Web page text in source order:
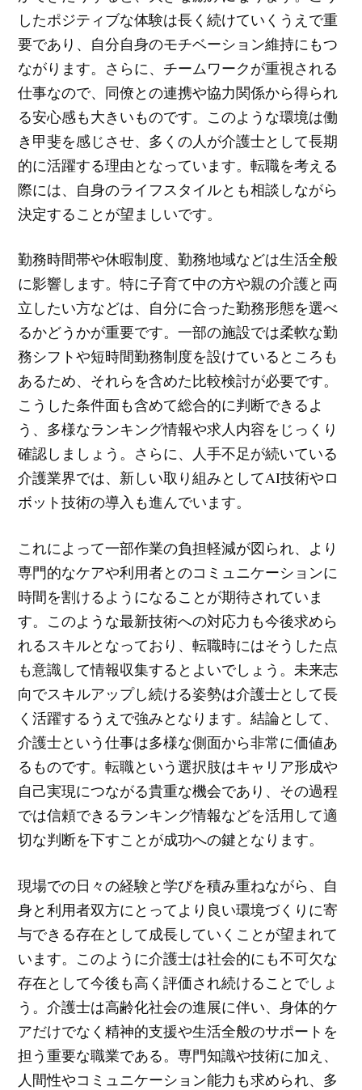
したポジティブな体験は長く続けていくうえで重
要であり、自分自身のモチベーション維持にもつ
ながります。さらに、チームワークが重視される
仕事なので、同僚との連携や協力関係から得られ
る安心感も大きいものです。このような環境は働
き甲斐を感じさせ、多くの人が介護士として長期
的に活躍する理由となっています。転職を考える
際には、自身のライフスタイルとも相談しながら
決定することが望ましいです。
勤務時間帯や休暇制度、勤務地域などは生活全般
に影響します。特に子育て中の方や親の介護と両
立したい方などは、自分に合った勤務形態を選べ
るかどうかが重要です。一部の施設では柔軟な勤
務シフトや短時間勤務制度を設けているところも
あるため、それらを含めた比較検討が必要です。
こうした条件面も含めて総合的に判断できるよ
う、多様なランキング情報や求人内容をじっくり
確認しましょう。さらに、人手不足が続いている
介護業界では、新しい取り組みとしてAI技術やロ
ボット技術の導入も進んでいます。
これによって一部作業の負担軽減が図られ、より
専門的なケアや利用者とのコミュニケーションに
時間を割けるようになることが期待されていま
す。このような最新技術への対応力も今後求めら
れるスキルとなっており、転職時にはそうした点
も意識して情報収集するとよいでしょう。未来志
向でスキルアップし続ける姿勢は介護士として長
く活躍するうえで強みとなります。結論として、
介護士という仕事は多様な側面から非常に価値あ
るものです。転職という選択肢はキャリア形成や
自己実現につながる貴重な機会であり、その過程
では信頼できるランキング情報などを活用して適
切な判断を下すことが成功への鍵となります。
現場での日々の経験と学びを積み重ねながら、自
身と利用者双方にとってより良い環境づくりに寄
与できる存在として成長していくことが望まれて
います。このように介護士は社会的にも不可欠な
存在として今後も高く評価され続けることでしょ
う。介護士は高齢化社会の進展に伴い、身体的ケ
アだけでなく精神的支援や生活全般のサポートを
担う重要な職業である。専門知識や技術に加え、
人間性やコミュニケーション能力も求められ、多